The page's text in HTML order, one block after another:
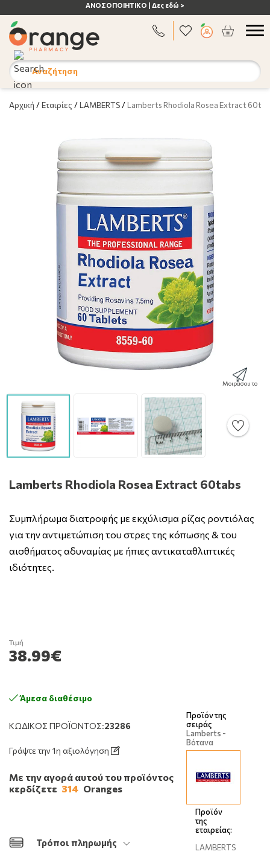
ΑΝΟΣΟΠΟΙΗΤΙΚΟ | Δες εδώ >
Αναζήτηση
Αρχική /Εταιρίες /LAMBERTS / Lamberts Rhodiola Rosea Extract
Μοιράσου το
Lamberts Rhodiola Rosea Extract 60tabs
Συμπλήρωμα διατροφής με εκχύλισμα ρίζας ροντιόλας
για την αντιμετώπιση του στρες της κόπωσης & του
αισθήματος αδυναμίας με ήπιες αντικαταθλιπτικές
ιδιότητες.
ΚΩΔΙΚΌΣ ΠΡΟΪΌΝΤΟΣ:23286
Γράψτε την 1η αξιολόγηση
Άμεσα διαθέσιμο
Τιμή
38.99€
Με την αγορά αυτού του προϊόντος
κερδίζετε 314 Oranges
Τρόποι πληρωμής
Προϊόν της
σειράς
Lamberts -
Βότανα
Προϊόν
της
εταιρείας:
LAMBERTS